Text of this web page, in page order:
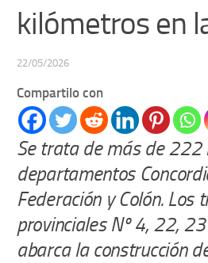
kilómetros en
22/05/2026
Compartilo con
Se trata de más de 222
departamentos
Federación y Colón.
provinciales Nº 4, 22,
abarca la construcción